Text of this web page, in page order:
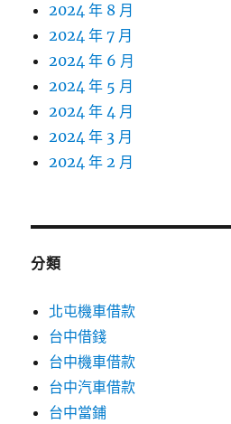
2024 年 8 月
2024 年 7 月
2024 年 6 月
2024 年 5 月
2024 年 4 月
2024 年 3 月
2024 年 2 月
分類
北屯機車借款
台中借錢
台中機車借款
台中汽車借款
台中當鋪